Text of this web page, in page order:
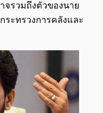
รวมถึงตัวของนาย
ระทรวงการคลังและ